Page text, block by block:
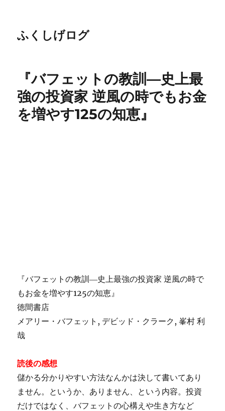
ふくしげログ
『バフェットの教訓―史上最
強の投資家 逆風の時でもお金
を増やす125の知恵』
『バフェットの教訓―史上最強の投資家 逆風の時で
もお金を増やす125の知恵』
徳間書店
メアリー・バフェット, デビッド・クラーク, 峯村 利
哉
読後の感想
儲かる分かりやすい方法なんかは決して書いてあり
ません。というか、ありません、という内容。投資
だけではなく、バフェットの心構えや生き方など